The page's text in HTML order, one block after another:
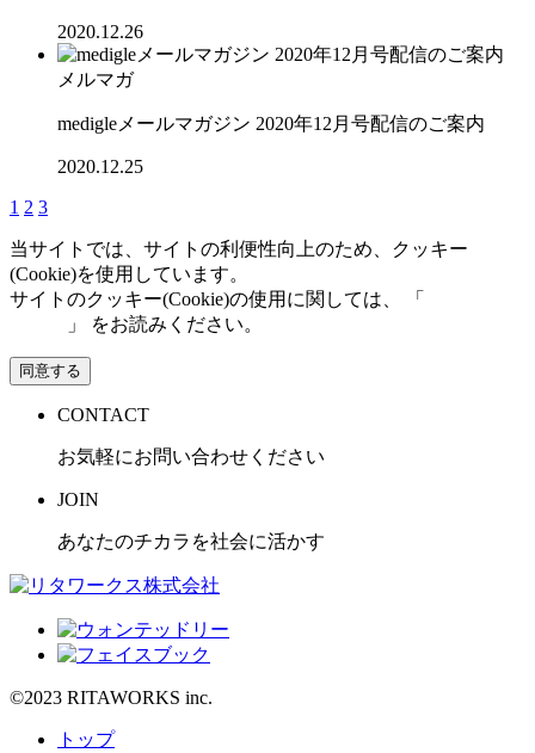
2020.12.26
メルマガ
medigleメールマガジン 2020年12月号配信のご案内
2020.12.25
1 2 3
当サイトでは、サイトの利便性向上のため、クッキー
(Cookie)を使用しています。
サイトのクッキー(Cookie)の使用に関しては、 「
」 をお読みください。
同意する
CONTACT
お気軽にお問い合わせください
JOIN
あなたのチカラを社会に活かす
©2023 RITAWORKS inc.
トップ